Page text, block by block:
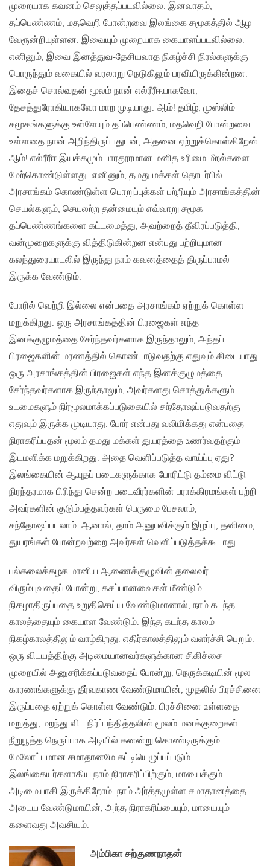
முறையாக கவனம் செலுத்தப்படவில்லை. இனவாதம்,
தப்பெண்ணம், மதவெறி போன்றவை இலங்கை சமூகத்தில் ஆழ
வேரூன்றியுள்ளன. இவையும் முறையாக கையாளப்படவில்லை.
எனினும், இவை இனத்துவ-தேசியவாத நிகழ்ச்சி நிரல்களுக்கு
பொருந்தும் வகையில் வரலாறு நெடுகிலும் பரவியிருக்கின்றன.
இதைச் சொல்வதன் மூலம் நான் எல்ரீரீஈயாகவோ,
தேசத்துரோகியாகவோ மாற முடியாது. ஆம்! தமிழ், முஸ்லிம்
சமூகங்களுக்கு உள்ளேயும் தப்பெண்ணம், மதவெறி போன்றவை
உள்ளதை நான் அறிந்திருப்பதுடன், அதனை ஏற்றுக்கொள்கிறேன்.
ஆம்! எல்ரீரீஈ இயக்கமும் பாரதூரமான மனித உரிமை மீறல்களை
மேற்கொண்டுள்ளது. எனினும், தமது மக்கள் தொடர்பில்
அரசாங்கம் கொண்டுள்ள பொறுப்புக்கள் பற்றியும் அரசாங்கத்தின்
செயல்களும், செயலற்ற தன்மையும் எவ்வாறு சமூக
தப்பெண்ணங்களை கட்டமைத்து, அவற்றைத் தீவிரப்படுத்தி,
வன்முறைகளுக்கு வித்திடுகின்றன என்பது பற்றியுமான
கலந்துரையாடலில் இருந்து நாம் கவனத்தைத் திருப்பாமல்
இருக்க வேண்டும்.
போரில் வெற்றி இல்லை என்பதை அரசாங்கம் ஏற்றுக் கொள்ள
மறுக்கிறது. ஒரு அரசாங்கத்தின் பிரஜைகள் எந்த
இனக்குழுமத்தை சேர்ந்தவர்களாக இருந்தாலும், அந்தப்
பிரஜைகளின் மரணத்தில் கொண்டாடுவதற்கு எதுவும் கிடையாது.
ஒரு அரசாங்கத்தின் பிரஜைகள் எந்த இனக்குழுமத்தை
சேர்ந்தவர்களாக இருந்தாலும், அவர்களது சொத்துக்களும்
உடமைகளும் நிர்மூலமாக்கப்படுகையில் சந்தோஷப்படுவதற்கு
எதுவும் இருக்க முடியாது. போர் என்பது வலிமிக்கது என்பதை
நிராகரிப்பதன் மூலம் தமது மக்கள் துயரத்தை உணர்வதற்கும்
இடமளிக்க மறுக்கிறது. அதை வெளிப்படுத்த வாய்ப்பு ஏது?
இலங்கையின் ஆயுதப் படைகளுக்காக போரிட்டு தம்மை விட்டு
நிரந்தரமாக பிரிந்து சென்ற படைவீரர்களின் பராக்கிரமங்கள் பற்றி
அவர்களின் குடும்பத்தவர்கள் பெருமை பேசலாம்,
சந்தோஷப்படலாம். ஆனால், தாம் அனுபவிக்கும் இழப்பு, தனிமை,
துயரங்கள் போன்றவற்றை அவர்கள் வெளிப்படுத்தக்கூடாது.
பல்கலைக்கழக மானிய ஆணைக்குழுவின் தலைவர்
விரும்புவதைப் போன்று, கசப்பானவைகள் மீண்டும்
நிகழாதிருப்பதை உறுதிசெய்ய வேண்டுமானால், நாம் கடந்த
காலத்தையும் கையாள வேண்டும். இந்த கடந்த காலம்
நிகழ்காலத்திலும் வாழ்கிறது. எதிர்காலத்திலும் வளர்ச்சி பெறும்.
ஒரு விடயத்திற்கு அடிமையானவர்களுக்கான சிகிச்சை
முறையில் அனுசரிக்கப்படுவதைப் போன்று, நெருக்கடியின் மூல
காரணங்களுக்கு தீர்வுகாண வேண்டுமாயின், முதலில் பிரச்சினை
இருப்பதை ஏற்றுக் கொள்ள வேண்டும். பிரச்சினை உள்ளதை
மறுத்து, மறந்து விட நிர்ப்பந்தித்தலின் மூலம் மனக்குறைகள்
நீறுபூத்த நெருப்பாக அடியில் கனன்று கொண்டிருக்கும்.
மேலோட்டமான சமாதானமே கட்டியெழுப்பப்படும்.
இலங்கையர்களாகிய நாம் நிராகரிப்பிற்கும், மாயைக்கும்
அடிமையாகி இருக்கிறோம். நாம் அர்த்தமுள்ள சமாதானத்தை
அடைய வேண்டுமாயின், அந்த நிராகரிப்பையும், மாயையும்
களைவது அவசியம்.
அம்பிகா சற்குணநாதன்